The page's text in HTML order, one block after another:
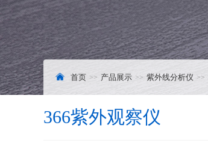
首页 产品展示 紫外线分析仪
366紫外观察仪